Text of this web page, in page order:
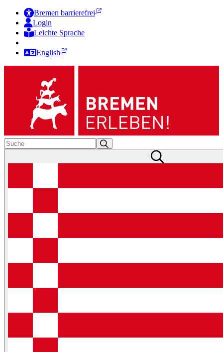
Bremen barrierefrei
Login
Leichte Sprache
English